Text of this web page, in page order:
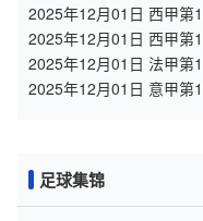
2025年12月01日 西甲第
2025年12月01日 西甲第
2025年12月01日 法甲第
2025年12月01日 意甲第
足球集锦